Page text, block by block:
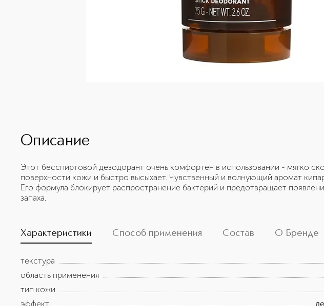
Описание
Этот бесспиртовой дезодорант очень комфортен в использовании - мягко
поверхности кожи и быстро высыхает. Чувственный и волнующий аромат
Его формула блокирует распространение бактерий и предотвращает
запаха.
Характеристики Способ применения Состав О Бренде
текстура
область применения
тип кожи
эффект